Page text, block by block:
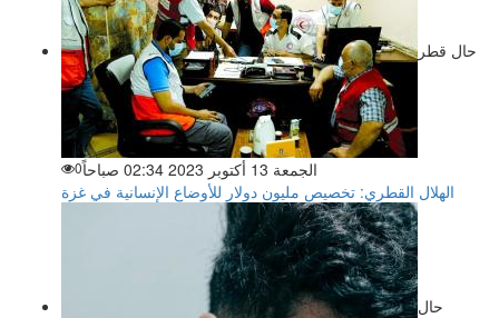
حال قطر
الجمعة 13 أكتوبر 2023 02:34 صباحاً 0
الهلال القطري: تخصيص مليون دولار للأوضاع الإنسانية في غزة
حال